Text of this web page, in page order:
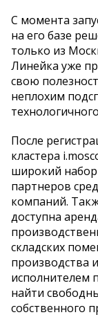
С момента
на его базе
только из
Линейка уже
свою
неплохим
После
кластера
широкий набор
партнеров
компаний.
доступна
складских
производства
исполнителем
найти
собственного